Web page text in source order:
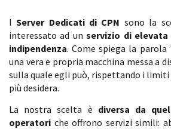
IServer Dedicati di CPN sono la
interessato ad unservizio di
indipendenza. Come spiega la
una vera e propria macchina messa a
sulla quale egli può, rispettando i limiti
più desidera.
La nostra scelta è diversa da
operatori che offrono servizi simili: